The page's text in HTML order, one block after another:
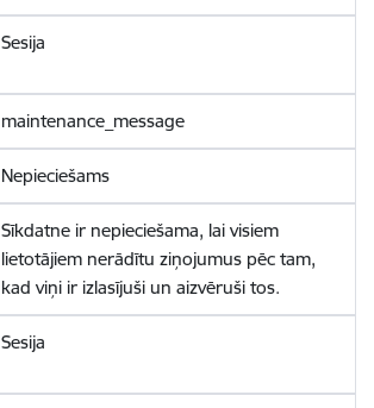
Sesija
maintenance_message
Nepieciešams
Sīkdatne ir nepieciešama, lai visiem
lietotājiem nerādītu ziņojumus pēc tam,
kad viņi ir izlasījuši un aizvēruši tos.
Sesija